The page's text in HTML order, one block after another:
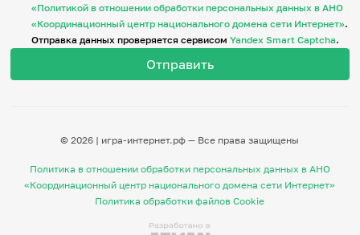
«Политикой в отношении обработки персональных данных в АНО
«Координационный центр национального домена сети Интернет».
Отправка данных проверяется сервисомYandex Smart Captcha.
© 2026 | игра-интернет.рф — Все права защищены
Политика в отношении обработки персональных данных в АНО
«Координационный центр национального домена сети Интернет»
Политика обработки файлов Cookie